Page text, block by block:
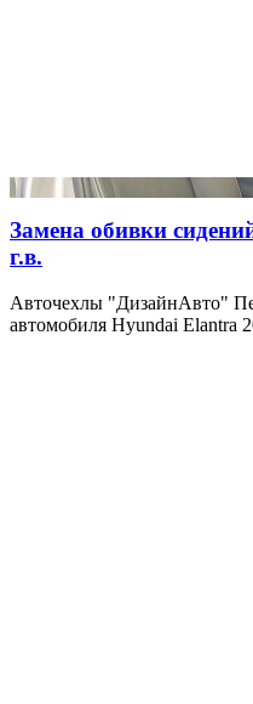
Замена обивки
г.в.
Авточехлы "ДизайнАвто"
автомобиля Hyundai Elantra